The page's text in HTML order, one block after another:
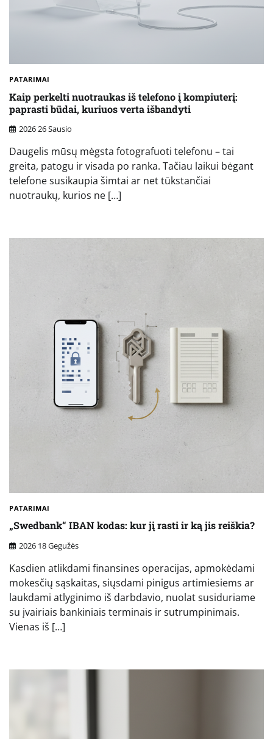
PATARIMAI
Kaip perkelti nuotraukas iš telefono į kompiuterį:
paprasti būdai, kuriuos verta išbandyti
2026 26 Sausio
Daugelis mūsų mėgsta fotografuoti telefonu – tai
greita, patogu ir visada po ranka. Tačiau laikui bėgant
telefone susikaupia šimtai ar net tūkstančiai
nuotraukų, kurios ne […]
PATARIMAI
„Swedbank“ IBAN kodas: kur jį rasti ir ką jis reiškia?
2026 18 Gegužės
Kasdien atlikdami finansines operacijas, apmokėdami
mokesčių sąskaitas, siųsdami pinigus artimiesiems ar
laukdami atlyginimo iš darbdavio, nuolat susiduriame
su įvairiais bankiniais terminais ir sutrumpinimais.
Vienas iš […]